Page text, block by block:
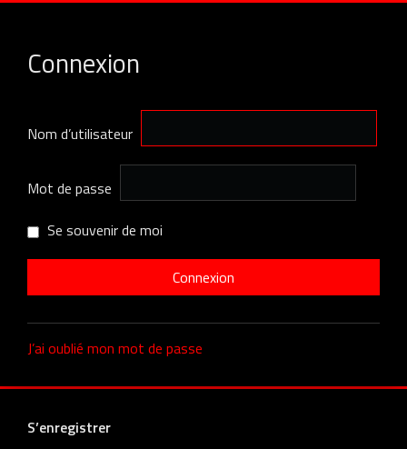
Connexion
Nom d’utilisateur
Mot de passe
Se souvenir de moi
J’ai oublié mon mot de passe
S’enregistrer